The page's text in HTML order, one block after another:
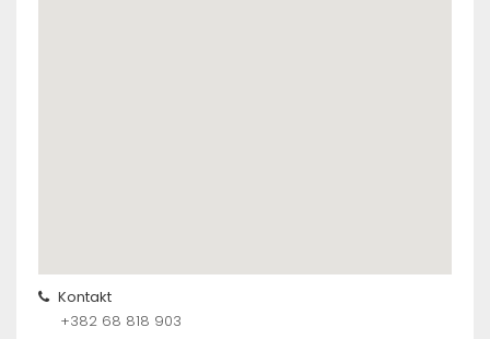
Kontakt
+382 68 818 903